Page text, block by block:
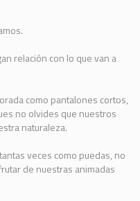
relación con lo que van a
como pantalones cortos,
no olvides que nuestros
naturaleza.
veces como puedas, no
de nuestras animadas